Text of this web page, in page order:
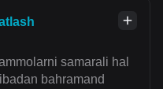
samarali hal
bahramand